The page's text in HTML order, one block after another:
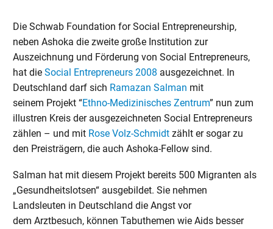
Die Schwab Foundation for Social Entrepreneurship,
neben Ashoka die zweite große Institution zur
Auszeichnung und Förderung von Social Entrepreneurs,
hat die Social Entrepreneurs 2008 ausgezeichnet. In
Deutschland darf sich Ramazan Salman mit
seinem Projekt “Ethno-Medizinisches Zentrum” nun zum
illustren Kreis der ausgezeichneten Social Entrepreneurs
zählen – und mit Rose Volz-Schmidt zählt er sogar zu
den Preisträgern, die auch Ashoka-Fellow sind.
Salman hat mit diesem Projekt bereits 500 Migranten als
„Gesundheitslotsen“ ausgebildet. Sie nehmen
Landsleuten in Deutschland die Angst vor
dem Arztbesuch, können Tabuthemen wie Aids besser